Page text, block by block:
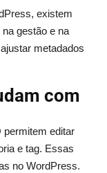
existem
gestão e na
metadados
com
permitem editar
e tag. Essas
no WordPress.